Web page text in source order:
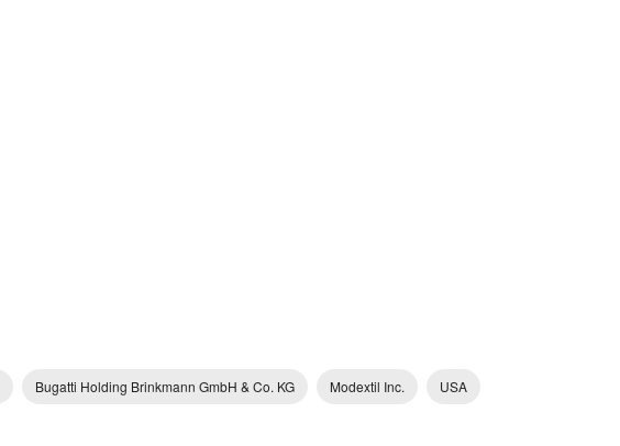
Bugatti Holding Brinkmann GmbH & Co. KG Modextil Inc. USA